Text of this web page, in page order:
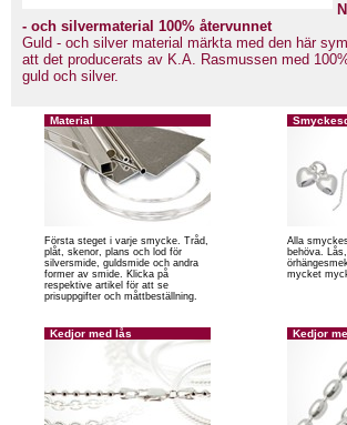
- och silvermaterial 100% återvunnet
Guld - och silver material märkta med den här
att det producerats av K.A. Rasmussen med
guld och silver.
Material
Första steget i varje smycke. Tråd,
plåt, skenor, plans och lod för
silversmide, guldsmide och andra
former av smide. Klicka på
respektive artikel för att se
prisuppgifter och måttbeställning.
Alla
behöva.
mycket
Kedjor med lås Kedjor